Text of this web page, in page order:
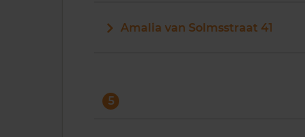
Amalia van Solmsstraat 41
5